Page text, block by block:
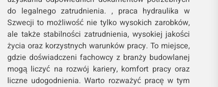
do legalnego zatrudnienia. , praca hydraulika w
Szwecji to możliwość nie tylko wysokich zarobków,
ale także stabilności zatrudnienia, wysokiej jakości
życia oraz korzystnych warunków pracy. To miejsce,
gdzie doświadczeni fachowcy z branży budowlanej
mogą liczyć na rozwój kariery, komfort pracy oraz
liczne udogodnienia. Warto rozważyć pracę w tym